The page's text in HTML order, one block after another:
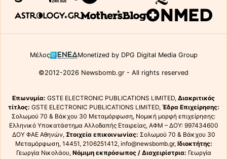
Μέλος Monetized by DPG Digital Media Group
©2012-2026 Newsbomb.gr - All rights reserved
Επωνυμία: GSTE ELECTRONIC PUBLICATIONS LIMITED, Διακριτικός
τίτλος: GSTE ELECTRONIC PUBLICATIONS LIMITED, Έδρα Επιχείρησης:
Σολωμού 70 & Βάκχου 30 Μεταμόρφωση, Νομική μορφή επιχείρησης:
Ελληνικό Υποκατάστημα Αλλοδαπής Εταιρείας, ΑΦΜ – ΔΟΥ: 997434600
ΔΟΥ ΦΑΕ Αθηνών, Στοιχεία επικοινωνίας: Σολωμού 70 & Βάκχου 30
Μεταμόρφωση, 14451, 2106251412, info@newsbomb.gr, Ιδιοκτήτης:
Γεωργία Νικολάου, Νόμιμη εκπρόσωπος / Διαχειρίστρια: Γεωργία